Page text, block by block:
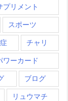
プリメント
スポーツ
チャリ
ワーカード
ブログ
リュウマチ